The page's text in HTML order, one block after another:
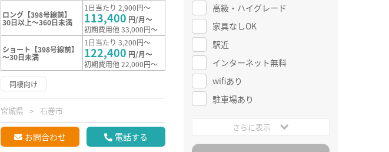
ロング【398号線前】
30日以上～360日未満
1日当たり 2,900円～
113,400 円/月～
初期費用他 33,000円～
ショート【398号線前】
～30日未満
1日当たり 3,200円～
122,400 円/月～
初期費用他 22,000円～
同棲向け
宮城県 石巻市
お問合わせ 電話する
高級・ハイグレード
家具なしOK
駅近
インターネット無料
wifiあり
駐車場あり
さらに表示